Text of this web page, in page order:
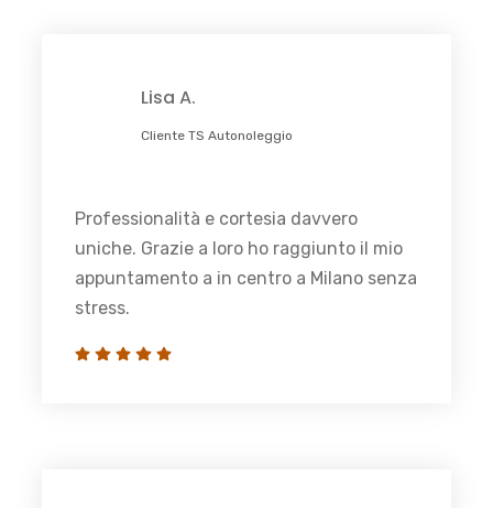
Lisa A.
Cliente TS Autonoleggio
Professionalità e cortesia davvero
uniche. Grazie a loro ho raggiunto il mio
appuntamento a in centro a Milano senza
stress.